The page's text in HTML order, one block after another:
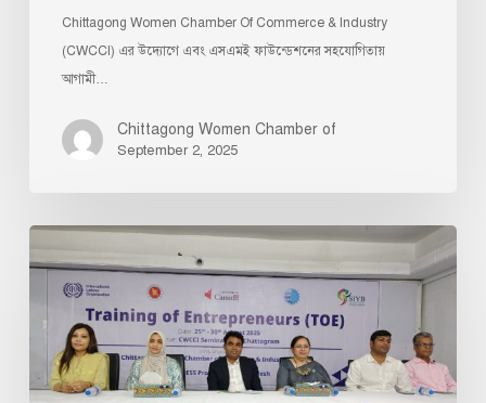
Chittagong Women Chamber Of Commerce & Industry
(CWCCI) এর উদ্যোগে এবং এসএমই ফাউন্ডেশনের সহযোগিতায়
আগামী…
Chittagong Women Chamber of
September 2, 2025
নেটওয়ার্ক
বাড়বে,
ব্যবসা
তত